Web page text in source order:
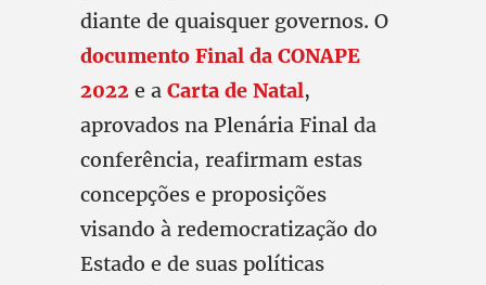
diante de quaisquer governos. O
documento Final da CONAPE
2022 e a Carta de Natal,
aprovados na Plenária Final da
conferência, reafirmam estas
concepções e proposições
visando à redemocratização do
Estado e de suas políticas